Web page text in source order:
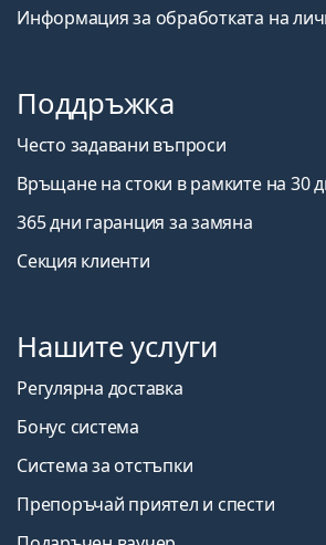
Информация за обработката на
Поддръжка
Често задавани въпроси
Връщане на стоки в рамките на 30
365 дни гаранция за замяна
Секция клиенти
Нашите услуги
Регулярна доставка
Бонус система
Система за отстъпки
Препоръчай приятел и спести